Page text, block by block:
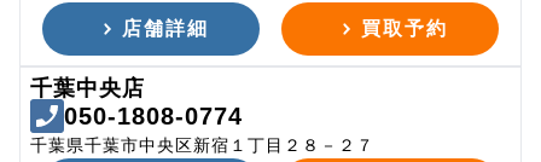
店舗詳細 買取予約
千葉中央店
050-1808-0774
千葉県千葉市中央区新宿１丁目２８－２７